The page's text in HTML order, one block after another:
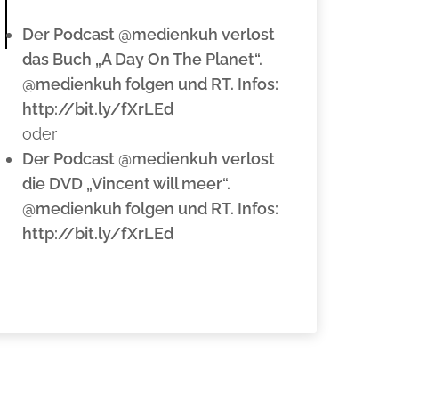
Der Podcast @medienkuh verlost
das Buch „A Day On The Planet“.
@medienkuh folgen und RT. Infos:
http://bit.ly/fXrLEd
oder
Der Podcast @medienkuh verlost
die DVD „Vincent will meer“.
@medienkuh folgen und RT. Infos:
http://bit.ly/fXrLEd